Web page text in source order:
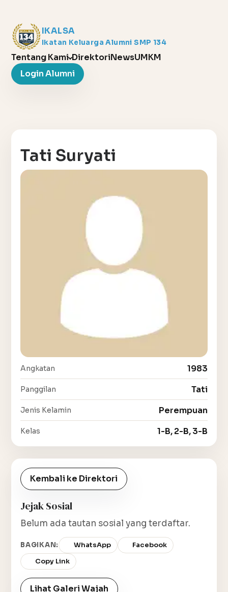
IKALSA
Ikatan Keluarga Alumni SMP 134
Tentang Kami DirektoriNewsUMKM
Login Alumni
Tati Suryati
Angkatan 1983
Panggilan Tati
Jenis Kelamin Perempuan
Kelas 1-B, 2-B, 3-B
Kembali ke Direktori
Jejak Sosial
Belum ada tautan sosial yang terdaftar.
BAGIKAN: WhatsApp
Facebook
Copy Link
Lihat Galeri Wajah